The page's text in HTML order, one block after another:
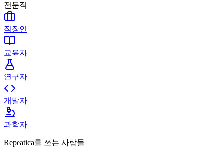
전문직
직장인
교육자
연구자
개발자
과학자
Repeatica를 쓰는 사람들